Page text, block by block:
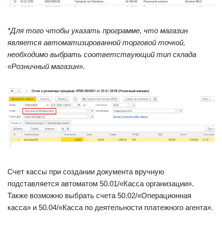
*Для того чтобы указать программе, что магазин
является автоматизированной торговой точкой,
необходимо выбрать соответствующий тип склада
«Розничный магазин».
Счет кассы при создании документа вручную
подставляется автоматом 50.01/«Касса организации».
Также возможно выбрать счета 50.02/«Операционная
касса» и 50.04/«Касса по деятельности платежного агента».